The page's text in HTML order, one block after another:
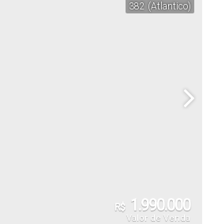
382 (Atlantico)
R$ 1.990.000
Valor de Venda